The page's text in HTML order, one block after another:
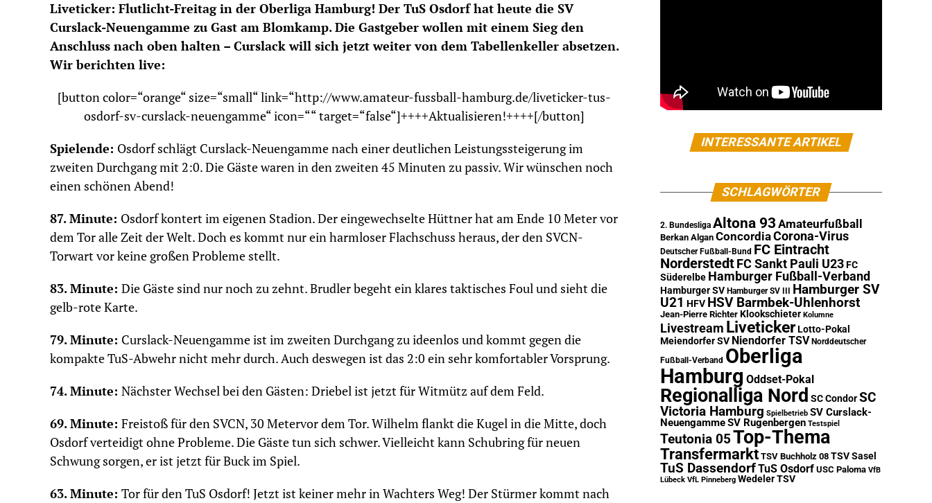
Liveticker: Flutlicht-Freitag in der Oberliga Hamburg! Der TuS Osdorf hat heute die SV
Curslack-Neuengamme zu Gast am Blomkamp. Die Gastgeber wollen mit einem Sieg den
Anschluss nach oben halten – Curslack will sich jetzt weiter von dem Tabellenkeller absetzen.
Wir berichten live:
[button color=“orange“ size=“small“ link=“http://www.amateur-fussball-hamburg.de/liveticker-tus-
osdorf-sv-curslack-neuengamme“ icon=““ target=“false“]++++Aktualisieren!++++[/button]
Spielende: Osdorf schlägt Curslack-Neuengamme nach einer deutlichen Leistungssteigerung im
zweiten Durchgang mit 2:0. Die Gäste waren in den zweiten 45 Minuten zu passiv. Wir wünschen noch
einen schönen Abend!
87. Minute: Osdorf kontert im eigenen Stadion. Der eingewechselte Hüttner hat am Ende 10 Meter vor
dem Tor alle Zeit der Welt. Doch es kommt nur ein harmloser Flachschuss heraus, der den SVCN-
Torwart vor keine großen Probleme stellt.
83. Minute: Die Gäste sind nur noch zu zehnt. Brudler begeht ein klares taktisches Foul und sieht die
gelb-rote Karte.
79. Minute: Curslack-Neuengamme ist im zweiten Durchgang zu ideenlos und kommt gegen die
kompakte TuS-Abwehr nicht mehr durch. Auch deswegen ist das 2:0 ein sehr komfortabler Vorsprung.
74. Minute: Nächster Wechsel bei den Gästen: Driebel ist jetzt für Witmütz auf dem Feld.
69. Minute: Freistoß für den SVCN, 30 Metervor dem Tor. Wilhelm flankt die Kugel in die Mitte, doch
Osdorf verteidigt ohne Probleme. Die Gäste tun sich schwer. Vielleicht kann Schubring für neuen
Schwung sorgen, er ist jetzt für Buck im Spiel.
63. Minute: Tor für den TuS Osdorf! Jetzt ist keiner mehr in Wachters Weg! Der Stürmer kommt nach
INTERESSANTE ARTIKEL
SCHLAGWÖRTER
2. Bundesliga Altona 93 Amateurfußball
Berkan Algan ConcordiaCorona-Virus
Deutscher Fußball-Bund FC Eintracht
Norderstedt FC Sankt Pauli U23FC
Süderelbe Hamburger Fußball-Verband
Hamburger SV Hamburger SV III
Hamburger SV
U21 HFV HSV Barmbek-Uhlenhorst
Jean-Pierre Richter Klookschieter Kolumne
Livestream LivetickerLotto-Pokal
Meiendorfer SV Niendorfer TSV Norddeutscher
Fußball-Verband Oberliga
Hamburg Oddset-Pokal
Regionalliga Nord SC CondorSC
Victoria Hamburg Spielbetrieb SV Curslack-
NeuengammeSV Rugenbergen Testspiel
Teutonia 05Top-Thema
Transfermarkt TSV Buchholz 08 TSV Sasel
TuS DassendorfTuS Osdorf USC Paloma VfB
Lübeck VfL Pinneberg Wedeler TSV